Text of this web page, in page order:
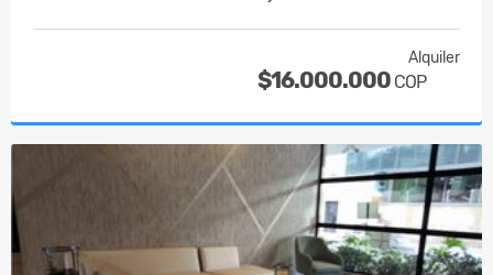
Alquiler
$16.000.000 COP